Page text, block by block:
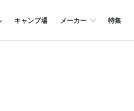
キャンプ場 メーカー 特集